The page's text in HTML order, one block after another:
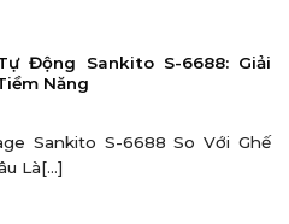
Động Sankito S-6688: Giải
Năng
Sankito S-6688 So Với Ghế
Là[...]